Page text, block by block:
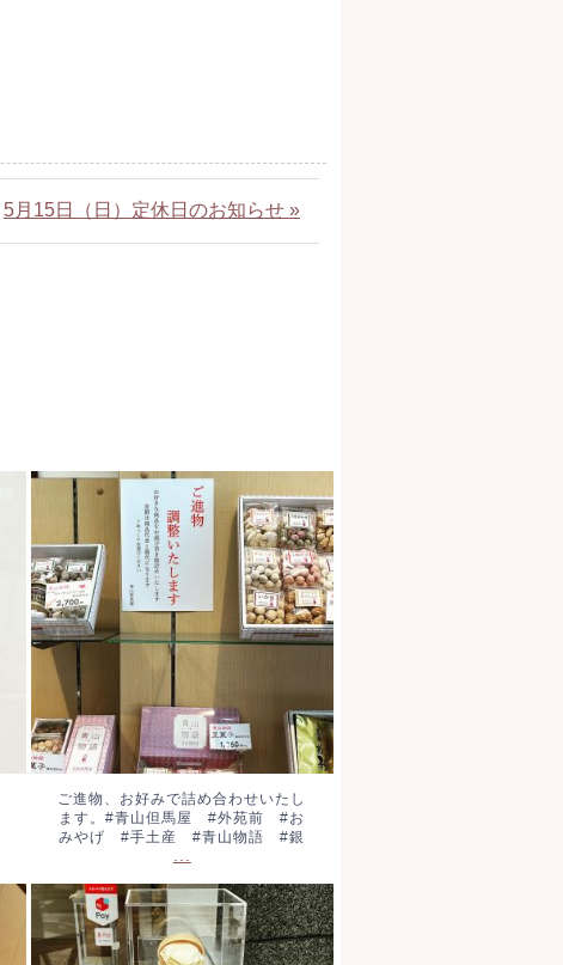
5月15日（日）定休日のお知らせ »
ご進物、お好みで詰め合わせい
たします。#青山但馬屋 #外苑
前 #おみやげ #手土産 #青
山物語 #銀...
ご進物、お好みで詰め合わせいたし
ます。#青山但馬屋 #外苑前 #お
みやげ #手土産 #青山物語 #銀
...
もなかピーナッツアイス。税込
320円です。濃厚ピーナッツフ